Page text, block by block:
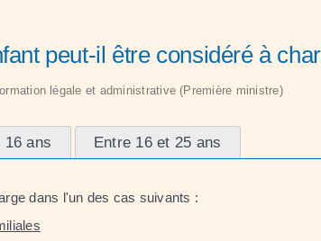
peut-il être considéré à
légale et administrative (Première ministre)
16 ans Entre 16 et 25 ans
dans l'un des cas suivants :